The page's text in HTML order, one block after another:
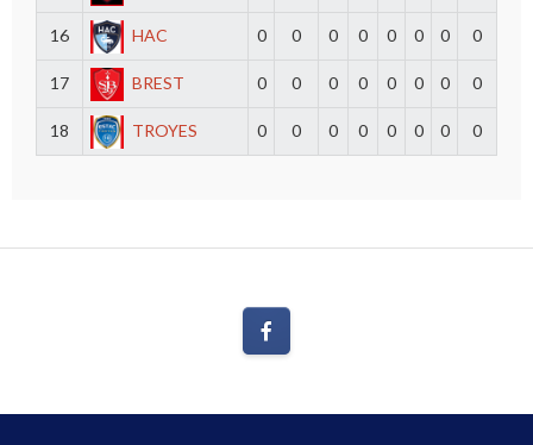
16 HAC 0 0 0 0 0 0 0 0
17 BREST 0 0 0 0 0 0 0 0
18 TROYES 0 0 0 0 0 0 0 0